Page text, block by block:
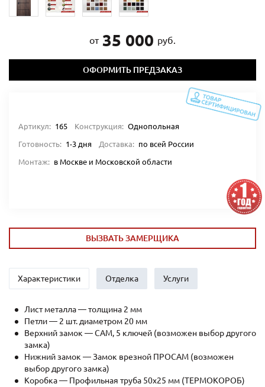
от 35 000 руб.
ОФОРМИТЬ ПРЕДЗАКАЗ
Артикул: 165 Конструкция: Однопольная
Готовность: 1-3 дня Доставка: по всей России
Монтаж: в Москве и Московской области
ВЫЗВАТЬ ЗАМЕРЩИКА
Характеристики Отделка Услуги
Лист металла — толщина 2 мм
Петли — 2 шт. диаметром 20 мм
Верхний замок — САМ, 5 ключей (возможен выбор другого
замка)
Нижний замок — Замок врезной ПРОСАМ (возможен
выбор другого замка)
Коробка — Профильная труба 50х25 мм (ТЕРМОКОРОБ)